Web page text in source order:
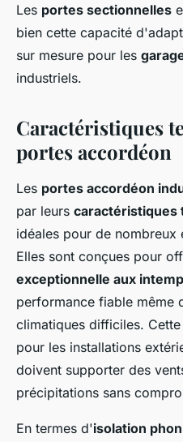
Les portes sectionnelles
bien cette capacité
sur mesure pour les
industriels.
Caractéristiques
portes accordéon
Les portes accordéon
par leurs caractéristiques
idéales pour de nombreux
Elles sont conçues pour
exceptionnelle aux
performance fiable même
climatiques difficiles.
pour les installations
doivent supporter des
précipitations sans
En termes d'isolation